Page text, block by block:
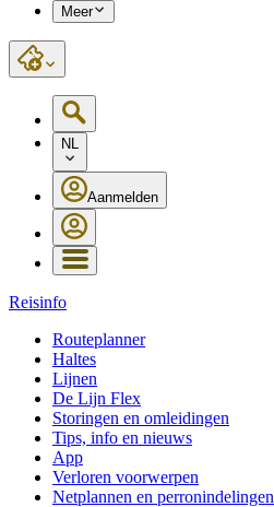
Meer
NL
Aanmelden
Reisinfo
Routeplanner
Haltes
Lijnen
De Lijn Flex
Storingen en omleidingen
Tips, info en nieuws
App
Verloren voorwerpen
Netplannen en perronindelingen